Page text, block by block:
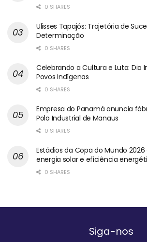
0 SHARES
Ulisses Tapajós: Trajetória de
Determinação
0 SHARES
Celebrando a Cultura e Luta: Dia
Povos Indígenas
0 SHARES
Empresa do Panamá anuncia
Polo Industrial de Manaus
0 SHARES
Estádios da Copa do Mundo
energia solar e eficiência
0 SHARES
Siga-nos